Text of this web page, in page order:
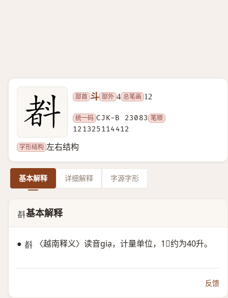
部首 斗 部外 4 总笔画 12
统一码 CJK-B 23083 笔顺
121325114412
字形结构 左右结构
基本解释 详细解释 字源字形
𣂃基本解释
● 𣂃 〈越南释义〉读音giạ，计量单位，1𣂃约为40升。
反馈